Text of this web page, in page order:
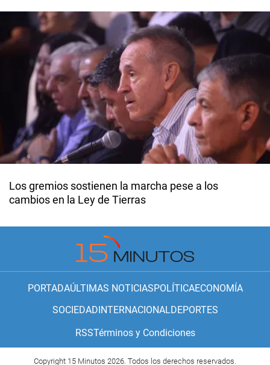
Los gremios sostienen la marcha pese a los
cambios en la Ley de Tierras
PORTADAÚLTIMAS NOTICIASPOLÍTICAECONOMÍA
SOCIEDAD INTERNACIONALDEPORTES
RSSTérminos y Condiciones
Copyright 15 Minutos 2026. Todos los derechos reservados.